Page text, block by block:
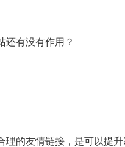
还有没有作用？
理的友情链接，是可以提